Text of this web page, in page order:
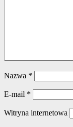
Nazwa *
E-mail *
Witryna internetowa